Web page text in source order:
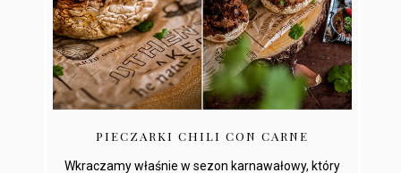
PIECZARKI CHILI CON CARNE
Wkraczamy właśnie w sezon karnawałowy, który